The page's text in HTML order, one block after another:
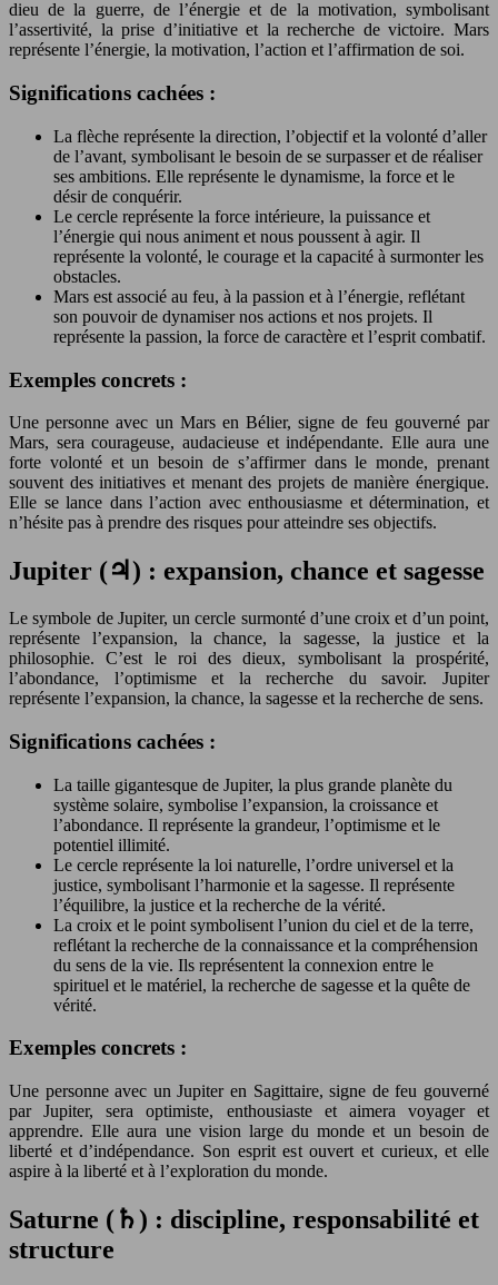
dieu de la guerre, de l’énergie et de la motivation, symbolisant
l’assertivité, la prise d’initiative et la recherche de victoire. Mars
représente l’énergie, la motivation, l’action et l’affirmation de soi.
Significations cachées :
La flèche représente la direction, l’objectif et la volonté d’aller
de l’avant, symbolisant le besoin de se surpasser et de réaliser
ses ambitions. Elle représente le dynamisme, la force et le
désir de conquérir.
Le cercle représente la force intérieure, la puissance et
l’énergie qui nous animent et nous poussent à agir. Il
représente la volonté, le courage et la capacité à surmonter les
obstacles.
Mars est associé au feu, à la passion et à l’énergie, reflétant
son pouvoir de dynamiser nos actions et nos projets. Il
représente la passion, la force de caractère et l’esprit combatif.
Exemples concrets :
Une personne avec un Mars en Bélier, signe de feu gouverné par
Mars, sera courageuse, audacieuse et indépendante. Elle aura une
forte volonté et un besoin de s’affirmer dans le monde, prenant
souvent des initiatives et menant des projets de manière énergique.
Elle se lance dans l’action avec enthousiasme et détermination, et
n’hésite pas à prendre des risques pour atteindre ses objectifs.
Jupiter (♃) : expansion, chance et sagesse
Le symbole de Jupiter, un cercle surmonté d’une croix et d’un point,
représente l’expansion, la chance, la sagesse, la justice et la
philosophie. C’est le roi des dieux, symbolisant la prospérité,
l’abondance, l’optimisme et la recherche du savoir. Jupiter
représente l’expansion, la chance, la sagesse et la recherche de sens.
Significations cachées :
La taille gigantesque de Jupiter, la plus grande planète du
système solaire, symbolise l’expansion, la croissance et
l’abondance. Il représente la grandeur, l’optimisme et le
potentiel illimité.
Le cercle représente la loi naturelle, l’ordre universel et la
justice, symbolisant l’harmonie et la sagesse. Il représente
l’équilibre, la justice et la recherche de la vérité.
La croix et le point symbolisent l’union du ciel et de la terre,
reflétant la recherche de la connaissance et la compréhension
du sens de la vie. Ils représentent la connexion entre le
spirituel et le matériel, la recherche de sagesse et la quête de
vérité.
Exemples concrets :
Une personne avec un Jupiter en Sagittaire, signe de feu gouverné
par Jupiter, sera optimiste, enthousiaste et aimera voyager et
apprendre. Elle aura une vision large du monde et un besoin de
liberté et d’indépendance. Son esprit est ouvert et curieux, et elle
aspire à la liberté et à l’exploration du monde.
Saturne (♄) : discipline, responsabilité et
structure